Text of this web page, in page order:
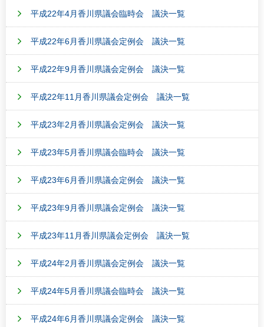
平成22年4月香川県議会臨時会 議決一覧
平成22年6月香川県議会定例会 議決一覧
平成22年9月香川県議会定例会 議決一覧
平成22年11月香川県議会定例会 議決一覧
平成23年2月香川県議会定例会 議決一覧
平成23年5月香川県議会臨時会 議決一覧
平成23年6月香川県議会定例会 議決一覧
平成23年9月香川県議会定例会 議決一覧
平成23年11月香川県議会定例会 議決一覧
平成24年2月香川県議会定例会 議決一覧
平成24年5月香川県議会臨時会 議決一覧
平成24年6月香川県議会定例会 議決一覧